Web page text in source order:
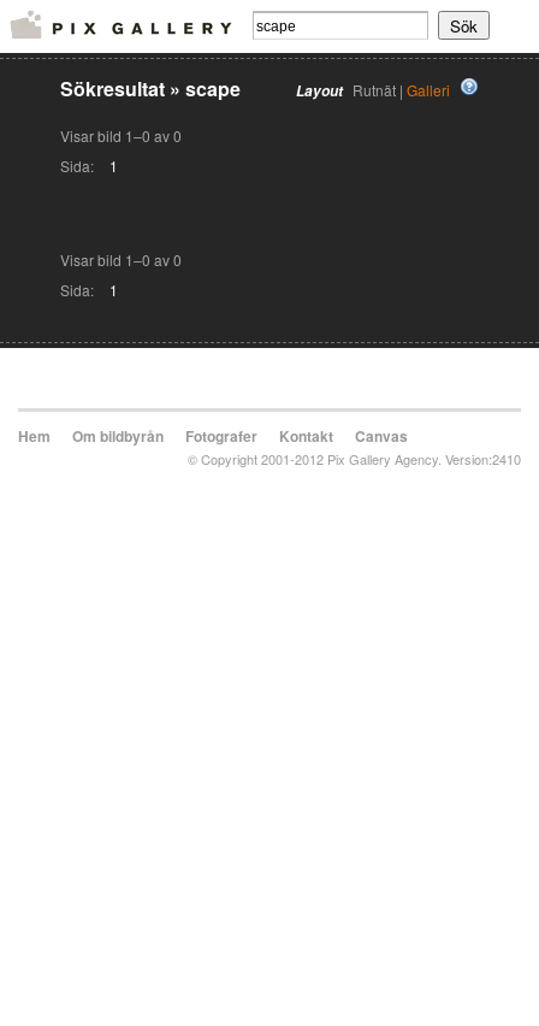
Layout Rutnät | Galleri
Sökresultat » scape
Visar bild 1–0 av 0
Sida:
1
Visar bild 1–0 av 0
Sida:
1
Hem Om bildbyrån Fotografer Kontakt Canvas
© Copyright 2001-2012 Pix Gallery Agency. Version:2410